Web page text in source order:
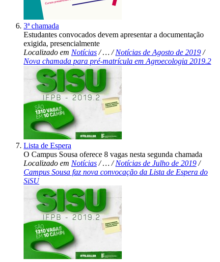
3ª chamada
Estudantes convocados devem apresentar a documentação
exigida, presencialmente
Localizado em Notícias /…/Notícias de Agosto de 2019 /
Nova chamada para pré-matrícula em Agroecologia 2019.2
Lista de Espera
O Campus Sousa oferece 8 vagas nesta segunda chamada
Localizado em Notícias /…/Notícias de Julho de 2019 /
Campus Sousa faz nova convocação da Lista de Espera do
SiSU